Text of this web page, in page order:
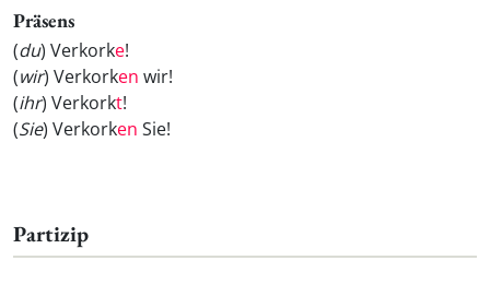
Präsens
(du) Verkorke!
(wir) Verkorken wir!
(ihr) Verkorkt!
(Sie) Verkorken Sie!
Partizip